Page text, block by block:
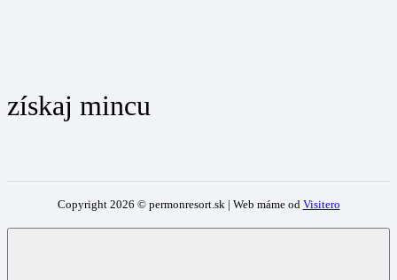
získaj mincu
Copyright 2026 © permonresort.sk | Web máme od Visitero